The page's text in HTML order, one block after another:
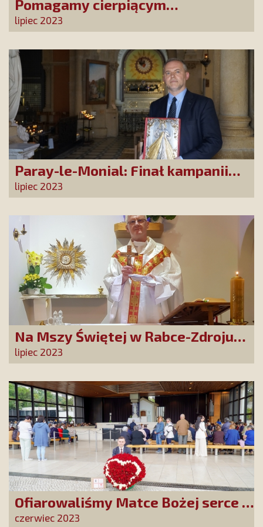
Pomagamy cierpiącym
chrześcijanom w Mozambiku!
lipiec 2023
Paray-le-Monial: Finał kampanii
„Najświętsze Serce Pana Jezusa,
poświęcam się Tobie!”
lipiec 2023
Na Mszy Świętej w Rabce-Zdroju
złożono prośby i podziękowania
naszych Przyjaciół
lipiec 2023
Ofiarowaliśmy Matce Bożej serce z
tysiąca róż
czerwiec 2023